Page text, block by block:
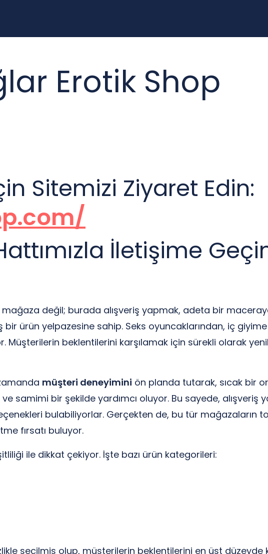
Erotik Shop
Sitemizi Ziyaret Edin:
İletişime
mağaza değil; burada alışveriş yapmak, adeta bir
bir ürün yelpazesine sahip. Seks oyuncaklarından, iç
Müşterilerin beklentilerini karşılamak için sürekli olarak
müşteri deneyimini ön planda tutarak, sıcak bir
samimi bir şekilde yardımcı oluyor. Bu sayede, alışveriş
bulabiliyorlar. Gerçekten de, bu tür mağazaların
fırsatı buluyor.
ile dikkat çekiyor. İşte bazı ürün kategorileri:
seçilmiş olup, müşterilerin beklentilerini en üst düzeyde